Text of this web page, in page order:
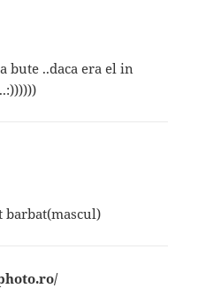
bute ..daca era el in
spune: